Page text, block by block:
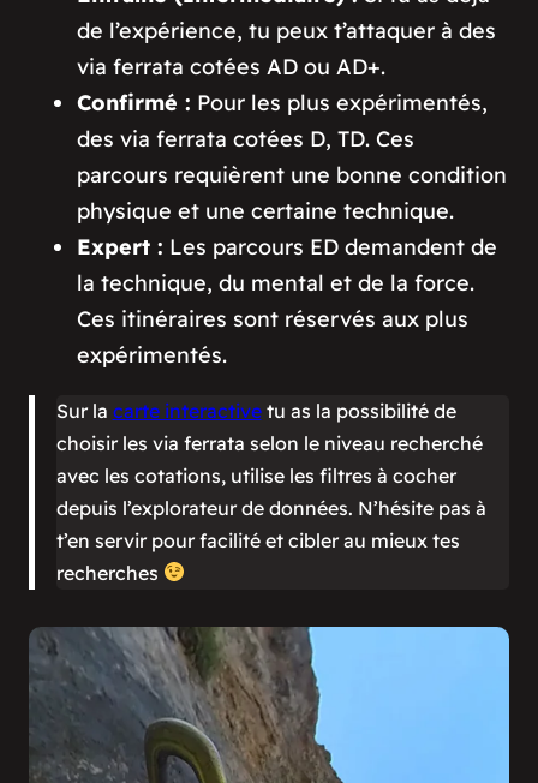
de l’expérience, tu peux t’attaquer à des
via ferrata cotées AD ou AD+.
Confirmé : Pour les plus expérimentés,
des via ferrata cotées D, TD. Ces
parcours requièrent une bonne condition
physique et une certaine technique.
Expert : Les parcours ED demandent de
la technique, du mental et de la force.
Ces itinéraires sont réservés aux plus
expérimentés.
Sur la carte interactivetu as la possibilité de
choisir les via ferrata selon le niveau recherché
avec les cotations, utilise les filtres à cocher
depuis l’explorateur de données. N’hésite pas à
t’en servir pour facilité et cibler au mieux tes
recherches